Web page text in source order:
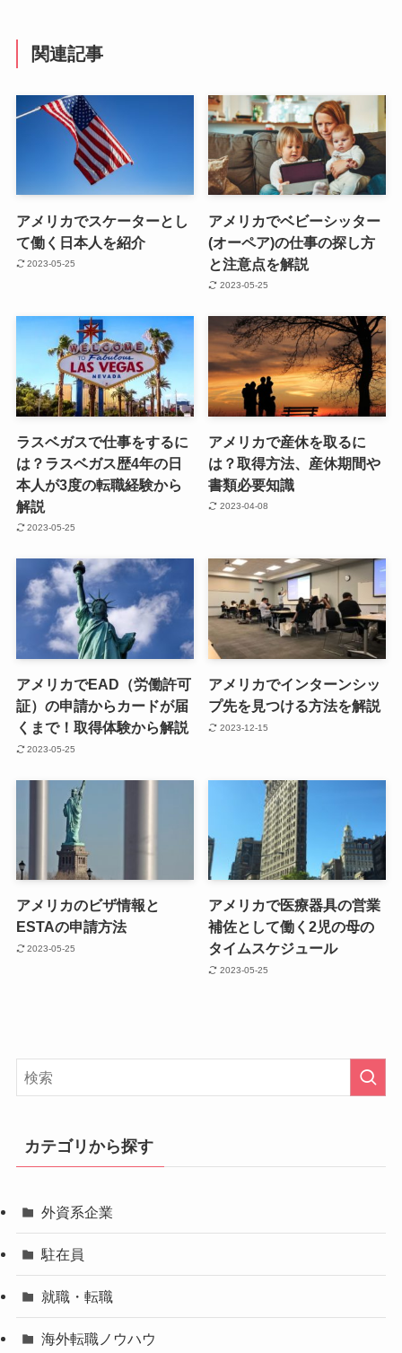
関連記事
アメリカでスケーターとし
て働く日本人を紹介
2023-05-25
アメリカでベビーシッター
(オーペア)の仕事の探し方
と注意点を解説
2023-05-25
ラスベガスで仕事をするに
は？ラスベガス歴4年の日
本人が3度の転職経験から
解説
2023-05-25
アメリカで産休を取るに
は？取得方法、産休期間や
書類必要知識
2023-04-08
アメリカでEAD（労働許可
証）の申請からカードが届
くまで！取得体験から解説
2023-05-25
アメリカでインターンシッ
プ先を見つける方法を解説
2023-12-15
アメリカのビザ情報と
ESTAの申請方法
2023-05-25
アメリカで医療器具の営業
補佐として働く2児の母の
タイムスケジュール
2023-05-25
カテゴリから探す
外資系企業
駐在員
就職・転職
海外転職ノウハウ